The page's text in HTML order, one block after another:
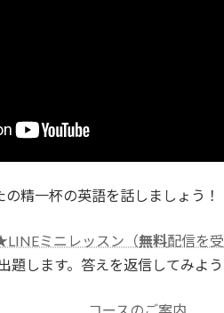
精一杯の英語を話しましょう！
ミニレッスン（無料配信を
題します。答えを返信してみよ